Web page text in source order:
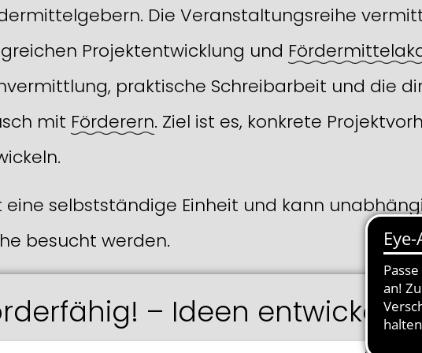
Die Veranstaltungsreihe
Projektentwicklung und
praktische Schreibarbeit und die
mit Förderern. Ziel ist es, konkrete
selbstständige Einheit und kann
besucht werden.
– Ideen entwickeln.